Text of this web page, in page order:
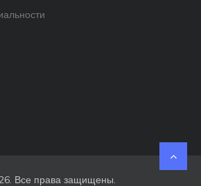
Все права защищены.